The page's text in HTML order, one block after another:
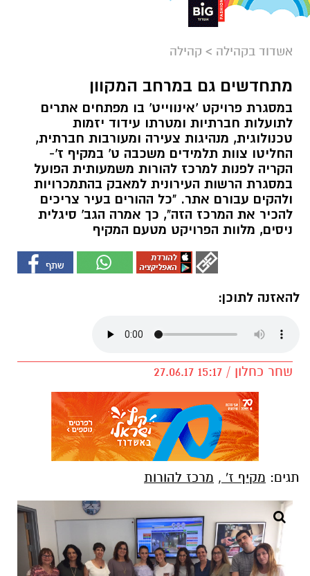
אשדוד בקהילה > קהילה
מתחדשים גם במרחב המקוון
במסגרת פרויקט 'אינווייט' בו מפתחים אתרים
לתועלות חברתיות ומטרתו עידוד יזמות
טכנולוגית, מנהיגות צעירה ומעורבות חברתית,
החליטו צוות תלמידים משכבה ט' במקיף ז'-
הקריה לפנות למרכז להורות משמעותית הפועל
במסגרת הרשות העירונית למאבק בהתמכרויות
ולהקים עבורם אתר. "כל ההורים בעיר צריכים
להכיר את המרכז הזה", כך אמרה הגב' סיגלית
ניסים, מלוות הפרויקט מטעם המקיף
להאזנה לתוכן:
שחר כחלון / 15:17 27.06.17
תגים: מקיף ז' , מרכז להורות